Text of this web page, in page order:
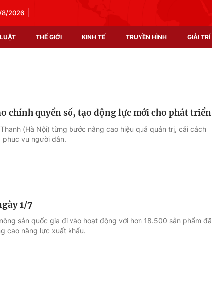
8/2026
THẾ GIỚI KINH TẾ TRUYỀN HÌNH GIẢI TRÍ
trường
chính quyền số, tạo động lực mới cho phát triển
(Hà Nội) từng bước nâng cao hiệu quả quản trị, cải cách
phục vụ người dân.
1/7
sản quốc gia đi vào hoạt động với hơn 18.500 sản phẩm đã
cao năng lực xuất khẩu.